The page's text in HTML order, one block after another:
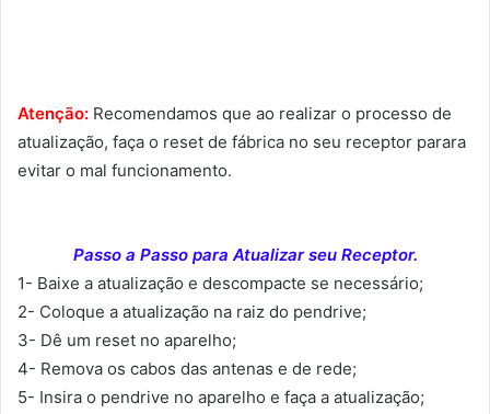
Atenção: Recomendamos que ao realizar o processo de
atualização, faça o reset de fábrica no seu receptor parara
evitar o mal funcionamento.
Passo a Passo para Atualizar seu Receptor.
1- Baixe a atualização e descompacte se necessário;
2- Coloque a atualização na raiz do pendrive;
3- Dê um reset no aparelho;
4- Remova os cabos das antenas e de rede;
5- Insira o pendrive no aparelho e faça a atualização;